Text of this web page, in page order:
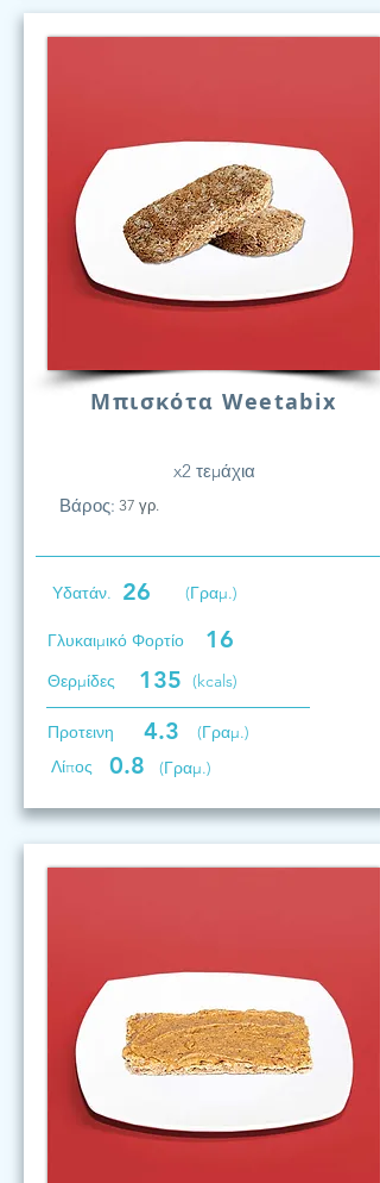
Μπισκότα Weetabix
x2 τεμάχια
Βάρος: 37 γρ.
Υδατάν. 26 (Γραμ.)
Γλυκαιμικό Φορτίο 16
Θερμίδες 135 (kcals)
Προτεινη 4.3
(Γραμ.)
Λίπος
0.8 (Γραμ.)